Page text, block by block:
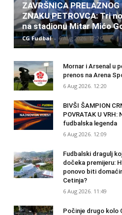
ZAVRŠNICA PRELAZNOG
ZNAKU PETROVCA: Tri
na stadionu Mitar Mićo
CG Fudbal - 6 Aug 2026. 12:26
Mornar i Arsenal u
prenos na Arena
6 Aug 2026. 12:20
BIVŠI ŠAMPION
POVRATAK U
fudbalska legenda
6 Aug 2026. 12:09
Fudbalski dragulj
dočeka premijeru:
ponovo biti
Cetinja?
6 Aug 2026. 11:49
Počinje drugo kolo